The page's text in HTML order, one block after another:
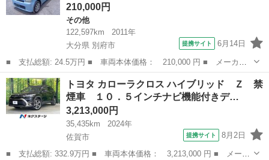
210,000円
その他
122,597km
2011年
大分県 別府市
提携サイト 6月14日
■ 支払総額: 24.5万円 ■ 車両本体価格： 210,000 円 ■ メーカー
名： トヨタ ■ 車種名： ピクシススペース ■ グレード名：
Ｘ 車検２年付 ドライブレコーダー ＣＤ オートＡＣ シートカ
バー スマート...
大分 別府市 その他
トヨタ カローラクロス ハイブリッド Ｚ 禁
煙車 １０．５インチナビ機能付きデ…
3,213,000円
35,435km
2024年
佐賀市
提携サイト 8月2日
■ 支払総額: 332.9万円 ■ 車両本体価格： 3,213,000 円 ■ メーカ